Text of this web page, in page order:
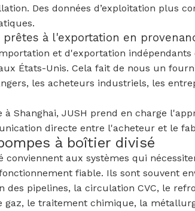
Des données d’exploitation plus
à l'exportation en
et d'exportation
États-Unis. Cela fait de nous un
les acheteurs industriels, les
à Shanghai, JUSH prend en charge
directe entre l'acheteur et le
à boîtier divisé
conviennent aux systèmes qui
fiable. Ils sont souvent
des pipelines, la circulation CVC, le
gaz, le traitement chimique, la